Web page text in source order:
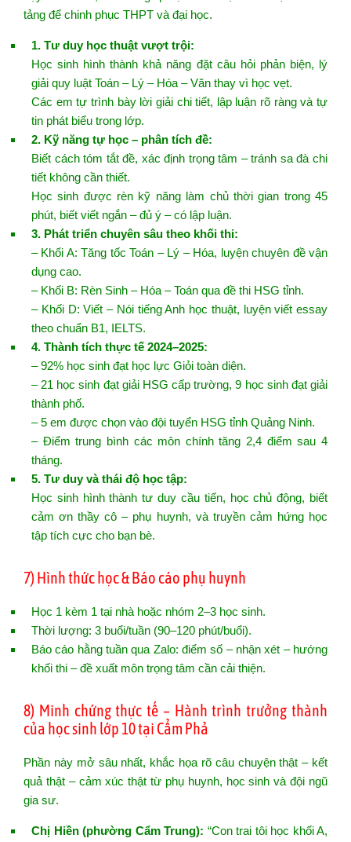
tảng để chinh phục THPT và đại học.
1. Tư duy học thuật vượt trội:
Học sinh hình thành khả năng đặt câu hỏi phản biện, lý
giải quy luật Toán – Lý – Hóa – Văn thay vì học vẹt.
Các em tự trình bày lời giải chi tiết, lập luận rõ ràng và tự
tin phát biểu trong lớp.
2. Kỹ năng tự học – phân tích đề:
Biết cách tóm tắt đề, xác định trọng tâm – tránh sa đà chi
tiết không cần thiết.
Học sinh được rèn kỹ năng làm chủ thời gian trong 45
phút, biết viết ngắn – đủ ý – có lập luận.
3. Phát triển chuyên sâu theo khối thi:
– Khối A: Tăng tốc Toán – Lý – Hóa, luyện chuyên đề vận
dụng cao.
– Khối B: Rèn Sinh – Hóa – Toán qua đề thi HSG tỉnh.
– Khối D: Viết – Nói tiếng Anh học thuật, luyện viết essay
theo chuẩn B1, IELTS.
4. Thành tích thực tế 2024–2025:
– 92% học sinh đạt học lực Giỏi toàn diện.
– 21 học sinh đạt giải HSG cấp trường, 9 học sinh đạt giải
thành phố.
– 5 em được chọn vào đội tuyển HSG tỉnh Quảng Ninh.
– Điểm trung bình các môn chính tăng 2,4 điểm sau 4
tháng.
5. Tư duy và thái độ học tập:
Học sinh hình thành tư duy cầu tiến, học chủ động, biết
cảm ơn thầy cô – phụ huynh, và truyền cảm hứng học
tập tích cực cho bạn bè.
7) Hình thức học & Báo cáo phụ huynh
Học 1 kèm 1 tại nhà hoặc nhóm 2–3 học sinh.
Thời lượng: 3 buổi/tuần (90–120 phút/buổi).
Báo cáo hằng tuần qua Zalo: điểm số – nhận xét – hướng
khối thi – đề xuất môn trọng tâm cần cải thiện.
8) Minh chứng thực tế – Hành trình trưởng thành
của học sinh lớp 10 tại Cẩm Phả
Phần này mở sâu nhất, khắc họa rõ câu chuyện thật – kết
quả thật – cảm xúc thật từ phụ huynh, học sinh và đội ngũ
gia sư.
Chị Hiền (phường Cẩm Trung): “Con trai tôi học khối A,